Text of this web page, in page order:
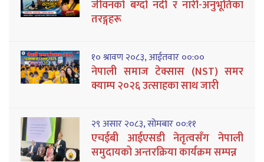
जीवनको बग्दो नदी र नारी-अनुभूतिका
तरङ्गहरू
१० श्रावण २०८३, आईतवार ००:००
नेपाली समाज टेक्सास (NST) समर
क्याम्प २०२६ उत्साहका साथ जारी
२९ असार २०८३, सोमबार ००:११
एचईबी आईएसडी नेतृत्वसँग नेपाली
समुदायको अन्तरक्रिया कार्यक्रम सम्पन्न